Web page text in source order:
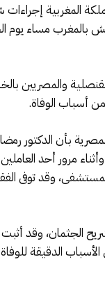
المغربية
والمصريين
من أسباب الوفاة.
بأن الدكتور
وأثناء مرور أحد
وقد توفى
الجثمان، وقد
الدقيقة